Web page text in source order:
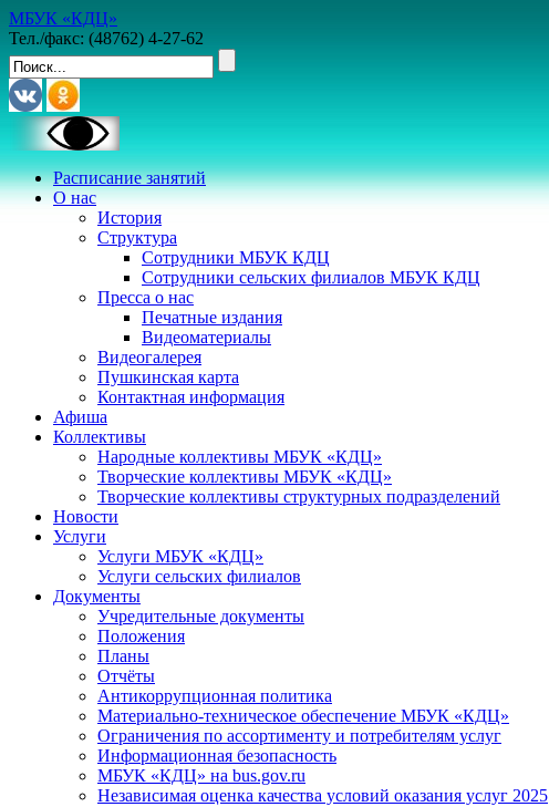
МБУК «КДЦ»
Тел./факс: (48762) 4-27-62
Расписание занятий
О нас
История
Структура
Сотрудники МБУК КДЦ
Сотрудники сельских филиалов МБУК КДЦ
Пресса о нас
Печатные издания
Видеоматериалы
Видеогалерея
Пушкинская карта
Контактная информация
Афиша
Коллективы
Народные коллективы МБУК «КДЦ»
Творческие коллективы МБУК «КДЦ»
Творческие коллективы структурных подразделений
Новости
Услуги
Услуги МБУК «КДЦ»
Услуги сельских филиалов
Документы
Учредительные документы
Положения
Планы
Отчёты
Антикоррупционная политика
Материально-техническое обеспечение МБУК «КДЦ»
Ограничения по ассортименту и потребителям услуг
Информационная безопасность
МБУК «КДЦ» на bus.gov.ru
Независимая оценка качества условий оказания услуг 2025